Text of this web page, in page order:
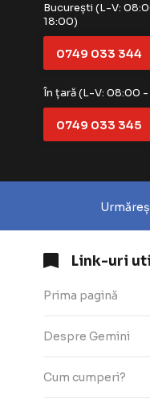
București (L-V:
18:00)
0749 033 344
În țară (L-V: 08:00
0749 033 345
Link-uri
Prima pagină
Despre Gemini
Cum cumperi?